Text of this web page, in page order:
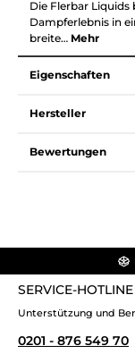
Die Flerbar Liquids
Dampferlebnis in
breite… Mehr
Eigenschaften
Hersteller
Bewertungen
SERVICE-HOTLINE
Unterstützung und
0201 - 876 549 70